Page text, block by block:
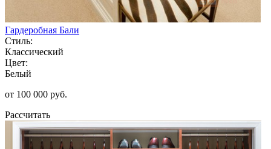
Гардеробная Бали
Стиль:
Классический
Цвет:
Белый
от 100 000 руб.
Рассчитать